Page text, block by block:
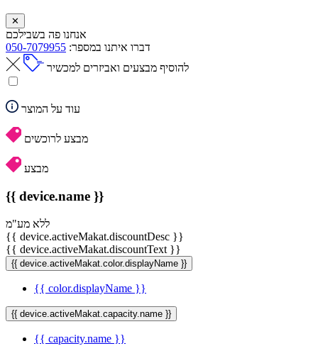
✕
אנחנו פה בשבילכם
דברו איתנו במספר: 050-7079955
להוסיף מבצעים ואביזרים למכשיר
עוד על המוצר
מבצע לרוכשים
מבצע
{{ device.name }}
ללא מע"מ
{{ device.activeMakat.discountDesc }}
{{ device.activeMakat.discountText }}
{{ device.activeMakat.color.displayName }}
{{ color.displayName }}
{{ device.activeMakat.capacity.name }}
{{ capacity.name }}